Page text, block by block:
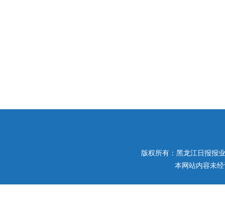
版权所有：黑龙江日报报
本网站内容未